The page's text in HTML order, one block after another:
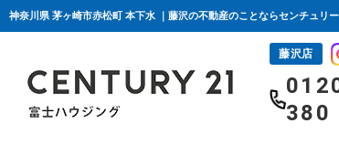
神奈川県 茅ヶ崎市赤松町 本下水 ｜藤沢の不動産のことならセンチュリ
藤沢店
380